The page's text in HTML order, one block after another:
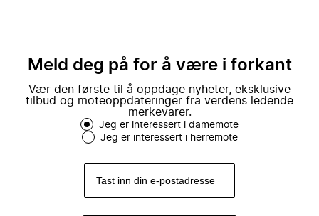
Meld deg på for å være i forkant
Vær den første til å oppdage nyheter, eksklusive
tilbud og moteoppdateringer fra verdens ledende
merkevarer.
Jeg er interessert i damemote
Jeg er interessert i herremote